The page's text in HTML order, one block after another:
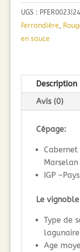
Rouge
(75cl)
2024
UGS :
Ferrandière,
en sauce
Description
Avis (0)
Cépage:
Marselan
IGP
Le vignoble
Type de
Age